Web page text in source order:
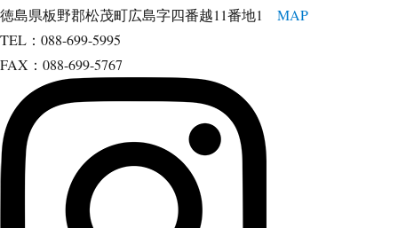
徳島県板野郡松茂町広島字四番越11番地1 MAP
TEL：088-699-5995
FAX：088-699-5767